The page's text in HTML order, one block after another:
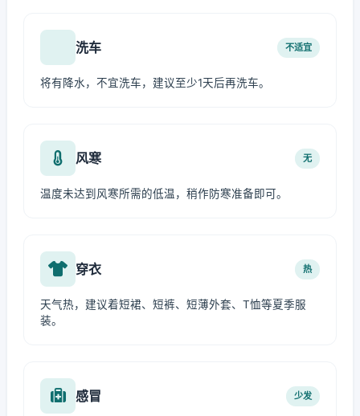
洗车 不适宜
将有降水，不宜洗车，建议至少1天后再洗车。
风寒 无
温度未达到风寒所需的低温，稍作防寒准备即可。
穿衣 热
天气热，建议着短裙、短裤、短薄外套、T恤等夏季服
装。
感冒 少发